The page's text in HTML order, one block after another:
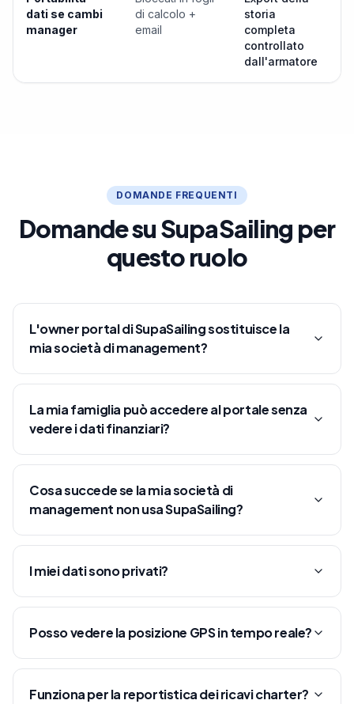
dati se cambi
manager
di calcolo +
email
storia
completa
controllato
dall'armatore
DOMANDE FREQUENTI
Domande su SupaSailing per
questo ruolo
L'owner portal di SupaSailing sostituisce la
mia società di management?
La mia famiglia può accedere al portale senza
vedere i dati finanziari?
Cosa succede se la mia società di
management non usa SupaSailing?
I miei dati sono privati?
Posso vedere la posizione GPS in tempo reale?
Funziona per la reportistica dei ricavi charter?